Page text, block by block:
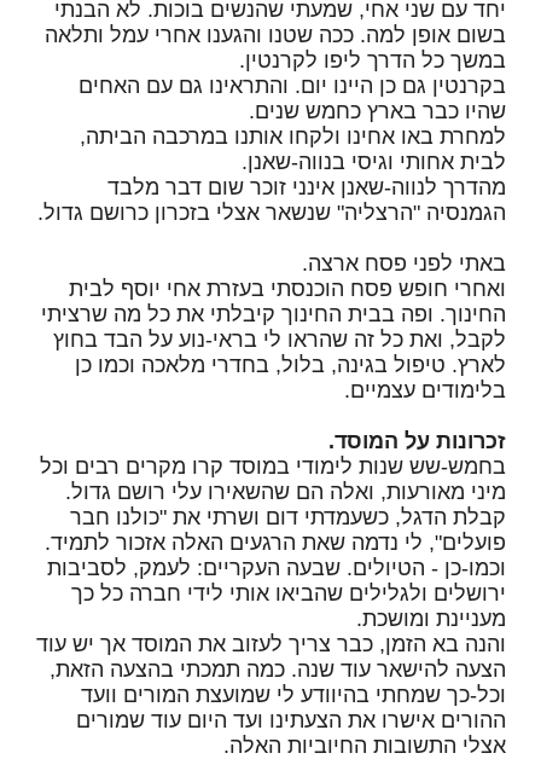
יחד עם שני אחי, שמעתי שהנשים בוכות. לא הבנתי
בשום אופן למה. ככה שטנו והגענו אחרי עמל ותלאה
במשך כל הדרך ליפו לקרנטין.
בקרנטין גם כן היינו יום. והתראינו גם עם האחים
שהיו כבר בארץ כחמש שנים.
למחרת באו אחינו ולקחו אותנו במרכבה הביתה,
לבית אחותי וגיסי בנווה-שאנן.
מהדרך לנווה-שאנן אינני זוכר שום דבר מלבד
הגמנסיה "הרצליה" שנשאר אצלי בזכרון כרושם גדול.
באתי לפני פסח ארצה.
ואחרי חופש פסח הוכנסתי בעזרת אחי יוסף לבית
החינוך. ופה בבית החינוך קיבלתי את כל מה שרציתי
לקבל, ואת כל זה שהראו לי בראי-נוע על הבד בחוץ
לארץ. טיפול בגינה, בלול, בחדרי מלאכה וכמו כן
בלימודים עצמיים.
זכרונות על המוסד.
בחמש-שש שנות לימודי במוסד קרו מקרים רבים וכל
מיני מאורעות, ואלה הם שהשאירו עלי רושם גדול.
קבלת הדגל, כשעמדתי דום ושרתי את "כולנו חבר
פועלים", לי נדמה שאת הרגעים האלה אזכור לתמיד.
וכמו-כן - הטיולים. שבעה העקריים: לעמק, לסביבות
ירושלים ולגלילים שהביאו אותי לידי חברה כל כך
מעניינת ומושכת.
והנה בא הזמן, כבר צריך לעזוב את המוסד אך יש עוד
הצעה להישאר עוד שנה. כמה תמכתי בהצעה הזאת,
וכל-כך שמחתי בהיוודע לי שמועצת המורים וועד
ההורים אישרו את הצעתינו ועד היום עוד שמורים
אצלי התשובות החיוביות האלה.